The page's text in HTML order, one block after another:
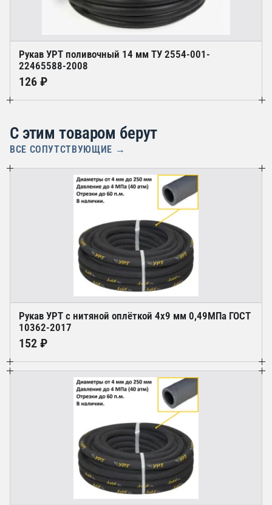
Рукав УРТ поливочный 14 мм ТУ 2554-001-
22465588-2008
126 ₽
С этим товаром берут
ВСЕ СОПУТСТВУЮЩИЕ →
Рукав УРТ с нитяной оплёткой 4х9 мм 0,49МПа ГОСТ
10362-2017
152 ₽